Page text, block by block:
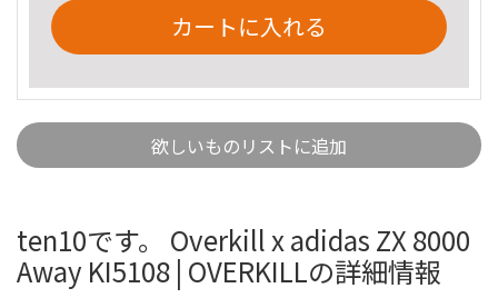
カートに入れる
欲しいものリストに追加
ten10です。 Overkill x adidas ZX 8000
Away KI5108 | OVERKILLの詳細情報